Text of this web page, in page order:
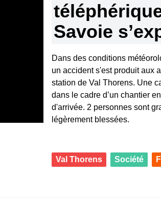
Savoie
Dans des conditions
un accident s'est produit aux
station de Val Thorens. Une
dans le cadre d’un chantier
d'arrivée. 2 personnes sont
légèrement blessées.
Val Thorens Société